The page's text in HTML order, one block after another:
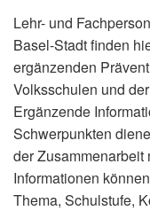
Lehr- und
Basel-Stadt finden
ergänzenden
Volksschulen und
Ergänzende
Schwerpunkten
der Zusammenarbeit
Informationen
Thema, Schulstufe,